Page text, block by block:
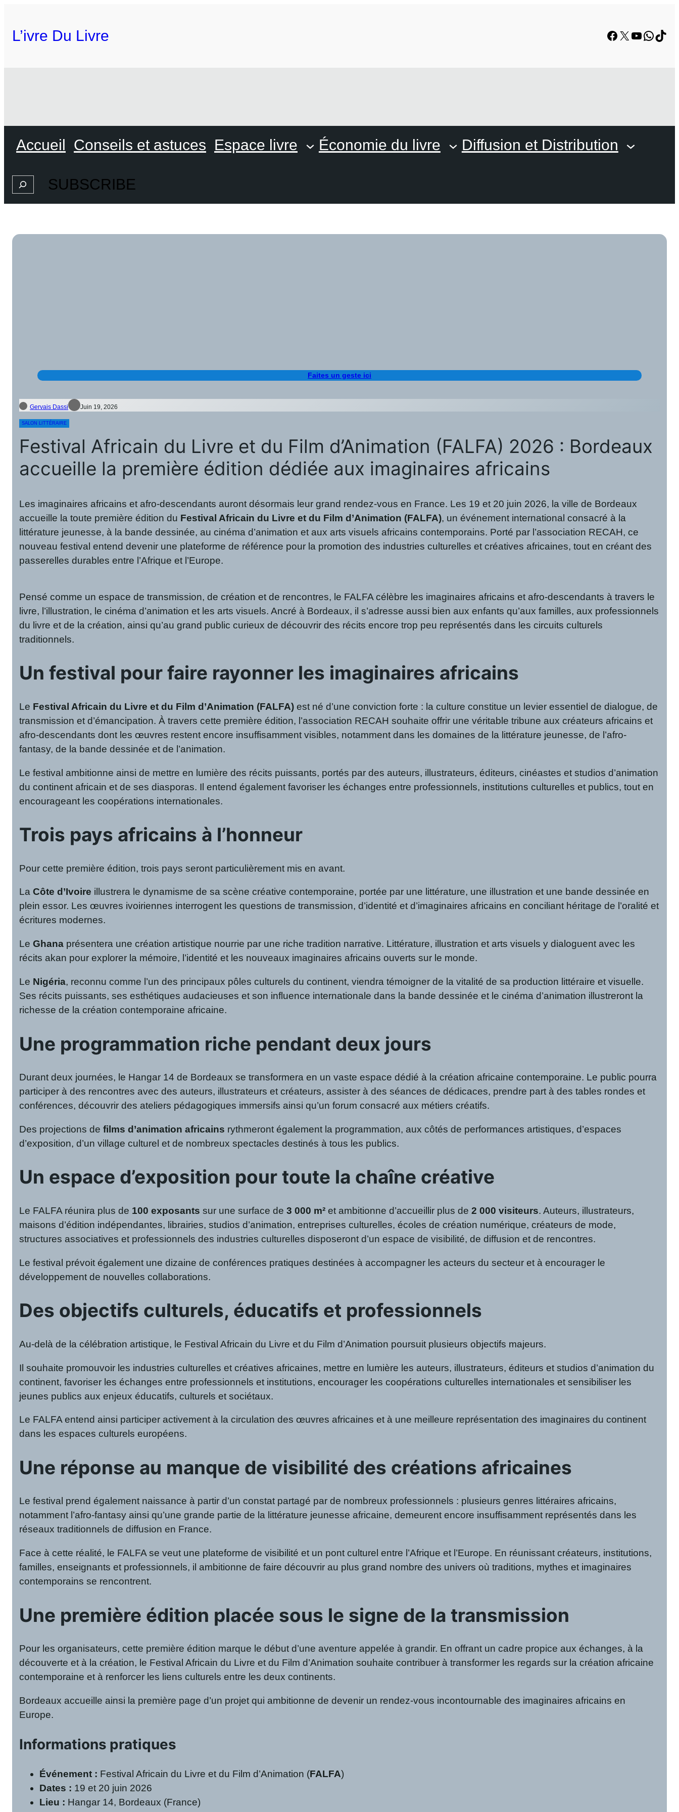
L’ivre Du Livre Facebook
X YouTube
Accueil Conseils et astuces Espace livre Économie du livre Diffusion et Distribution
SearchSUBSCRIBE
Faites un geste ici
Gervais Dassi Juin 19, 2026
SALON LITTÉRAIRE
Festival Africain du Livre et du Film d’Animation (FALFA) 2026 : Bordeaux
accueille la première édition dédiée aux imaginaires africains
Les imaginaires africains et afro-descendants auront désormais leur grand rendez-vous en France. Les 19 et 20 juin 2026, la ville de Bordeaux
accueille la toute première édition du Festival Africain du Livre et du Film d’Animation (FALFA), un événement international consacré à la
littérature jeunesse, à la bande dessinée, au cinéma d’animation et aux arts visuels africains contemporains. Porté par l’association RECAH, ce
nouveau festival entend devenir une plateforme de référence pour la promotion des industries culturelles et créatives africaines, tout en créant des
passerelles durables entre l’Afrique et l’Europe.
Pensé comme un espace de transmission, de création et de rencontres, le FALFA célèbre les imaginaires africains et afro-descendants à travers le
livre, l’illustration, le cinéma d’animation et les arts visuels. Ancré à Bordeaux, il s’adresse aussi bien aux enfants qu’aux familles, aux professionnels
du livre et de la création, ainsi qu’au grand public curieux de découvrir des récits encore trop peu représentés dans les circuits culturels
traditionnels.
Un festival pour faire rayonner les imaginaires africains
Le Festival Africain du Livre et du Film d’Animation (FALFA) est né d’une conviction forte : la culture constitue un levier essentiel de dialogue, de
transmission et d’émancipation. À travers cette première édition, l’association RECAH souhaite offrir une véritable tribune aux créateurs africains et
afro-descendants dont les œuvres restent encore insuffisamment visibles, notamment dans les domaines de la littérature jeunesse, de l’afro-
fantasy, de la bande dessinée et de l’animation.
Le festival ambitionne ainsi de mettre en lumière des récits puissants, portés par des auteurs, illustrateurs, éditeurs, cinéastes et studios d’animation
du continent africain et de ses diasporas. Il entend également favoriser les échanges entre professionnels, institutions culturelles et publics, tout en
encourageant les coopérations internationales.
Trois pays africains à l’honneur
Pour cette première édition, trois pays seront particulièrement mis en avant.
LaCôte d’Ivoire illustrera le dynamisme de sa scène créative contemporaine, portée par une littérature, une illustration et une bande dessinée en
plein essor. Les œuvres ivoiriennes interrogent les questions de transmission, d’identité et d’imaginaires africains en conciliant héritage de l’oralité et
écritures modernes.
LeGhana présentera une création artistique nourrie par une riche tradition narrative. Littérature, illustration et arts visuels y dialoguent avec les
récits akan pour explorer la mémoire, l’identité et les nouveaux imaginaires africains ouverts sur le monde.
Le Nigéria, reconnu comme l’un des principaux pôles culturels du continent, viendra témoigner de la vitalité de sa production littéraire et visuelle.
Ses récits puissants, ses esthétiques audacieuses et son influence internationale dans la bande dessinée et le cinéma d’animation illustreront la
richesse de la création contemporaine africaine.
Une programmation riche pendant deux jours
Durant deux journées, le Hangar 14 de Bordeaux se transformera en un vaste espace dédié à la création africaine contemporaine. Le public pourra
participer à des rencontres avec des auteurs, illustrateurs et créateurs, assister à des séances de dédicaces, prendre part à des tables rondes et
conférences, découvrir des ateliers pédagogiques immersifs ainsi qu’un forum consacré aux métiers créatifs.
Des projections defilms d’animation africains rythmeront également la programmation, aux côtés de performances artistiques, d’espaces
d’exposition, d’un village culturel et de nombreux spectacles destinés à tous les publics.
Un espace d’exposition pour toute la chaîne créative
Le FALFA réunira plus de 100 exposants sur une surface de3 000 m² et ambitionne d’accueillir plus de2 000 visiteurs. Auteurs, illustrateurs,
maisons d’édition indépendantes, librairies, studios d’animation, entreprises culturelles, écoles de création numérique, créateurs de mode,
structures associatives et professionnels des industries culturelles disposeront d’un espace de visibilité, de diffusion et de rencontres.
Le festival prévoit également une dizaine de conférences pratiques destinées à accompagner les acteurs du secteur et à encourager le
développement de nouvelles collaborations.
Des objectifs culturels, éducatifs et professionnels
Au-delà de la célébration artistique, le Festival Africain du Livre et du Film d’Animation poursuit plusieurs objectifs majeurs.
Il souhaite promouvoir les industries culturelles et créatives africaines, mettre en lumière les auteurs, illustrateurs, éditeurs et studios d’animation du
continent, favoriser les échanges entre professionnels et institutions, encourager les coopérations culturelles internationales et sensibiliser les
jeunes publics aux enjeux éducatifs, culturels et sociétaux.
Le FALFA entend ainsi participer activement à la circulation des œuvres africaines et à une meilleure représentation des imaginaires du continent
dans les espaces culturels européens.
Une réponse au manque de visibilité des créations africaines
Le festival prend également naissance à partir d’un constat partagé par de nombreux professionnels : plusieurs genres littéraires africains,
notamment l’afro-fantasy ainsi qu’une grande partie de la littérature jeunesse africaine, demeurent encore insuffisamment représentés dans les
réseaux traditionnels de diffusion en France.
Face à cette réalité, le FALFA se veut une plateforme de visibilité et un pont culturel entre l’Afrique et l’Europe. En réunissant créateurs, institutions,
familles, enseignants et professionnels, il ambitionne de faire découvrir au plus grand nombre des univers où traditions, mythes et imaginaires
contemporains se rencontrent.
Une première édition placée sous le signe de la transmission
Pour les organisateurs, cette première édition marque le début d’une aventure appelée à grandir. En offrant un cadre propice aux échanges, à la
découverte et à la création, le Festival Africain du Livre et du Film d’Animation souhaite contribuer à transformer les regards sur la création africaine
contemporaine et à renforcer les liens culturels entre les deux continents.
Bordeaux accueille ainsi la première page d’un projet qui ambitionne de devenir un rendez-vous incontournable des imaginaires africains en
Europe.
Informations pratiques
Événement : Festival Africain du Livre et du Film d’Animation (FALFA)
Dates : 19 et 20 juin 2026
Lieu : Hangar 14, Bordeaux (France)